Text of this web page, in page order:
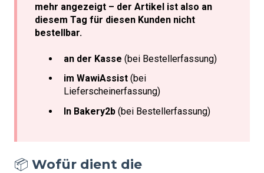
mehr angezeigt – der Artikel ist also an
diesem Tag für diesen Kunden nicht
bestellbar.
an der Kasse (bei Bestellerfassung)
im WawiAssist (bei
Lieferscheinerfassung)
In Bakery2b (bei Bestellerfassung)
📦 Wofür dient die